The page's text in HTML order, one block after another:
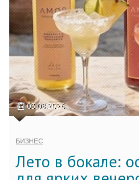
03.08.2026
БИЗНЕС
Лето в бокале: